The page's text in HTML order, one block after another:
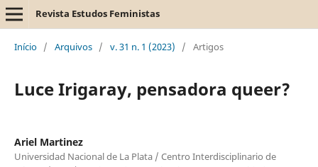
Revista Estudos Feministas
Início / Arquivos / v. 31 n. 1 (2023) / Artigos
Luce Irigaray, pensadora queer?
Ariel Martinez
Universidad Nacional de La Plata / Centro Interdisciplinario de